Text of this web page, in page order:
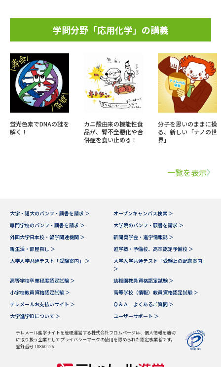
学問分野「応用化学」の講義
蛍光色素でDNAの謎を
解く！
カニ殻由来の機能性食
品が、腎不全悪化や合
併症を食い止める！
分子を思いのままに操
る、新しい「ナノの世
界」
一覧を表示
大学・短大のパンフ・願書を請求 ＞
オープンキャンパス検索 ＞
専門学校のパンフ・願書を請求 ＞
大学院のパンフ・願書を請求 ＞
外国大学日本校・留学関連機関 ＞
新聞奨学会・進学情報誌 ＞
新生活・部屋探し ＞
進学塾・予備校、高卒認定予備校 ＞
大学入学共通テスト「受験案内」 ＞
大学入学共通テスト「受験上の配慮案内」
＞
高等学校卒業程度認定試験 ＞
幼稚園教員資格認定試験 ＞
小学校教員資格認定試験 ＞
高等学校（情報）教員資格認定試験 ＞
テレメールお支払いサイト ＞
Ｑ＆Ａ よくあるご質問 ＞
大学進学IDについて ＞
ユーザーサポート ＞
テレメール進学サイトを管理運営する株式会社フロムページは、個人情報を適切
に取り扱う企業としてプライバシーマークの使用を認められた認定事業者です。
登録番号 10860126